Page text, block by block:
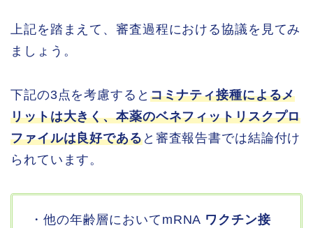
上記を踏まえて、審査過程における協議を見てみ
ましょう。
下記の3点を考慮すると コミナティ接種によるメ
リットは大きく、本薬のベネフィットリスクプロ
ファイルは良好であると審査報告書では結論付け
られています。
・他の年齢層においてmRNA ワクチン接